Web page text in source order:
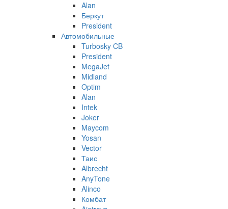
Alan
Беркут
President
Автомобильные
Turbosky CB
President
MegaJet
Midland
Optim
Alan
Intek
Joker
Maycom
Yosan
Vector
Таис
Albrecht
AnyTone
Alinco
Комбат